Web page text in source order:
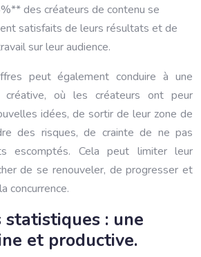
des créateurs de contenu se
satisfaits de leurs résultats et de
sur leur audience.
peut également conduire à une
créative, où les créateurs ont peur
idées, de sortir de leur zone de
des risques, de crainte de ne pas
escomptés. Cela peut limiter leur
de se renouveler, de progresser et
concurrence.
: une
et productive.